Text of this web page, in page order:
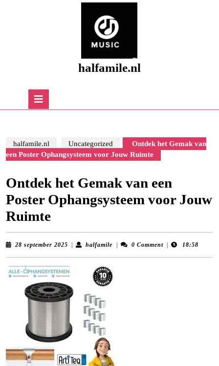
halfamile.nl
halfamile.nl Uncategorized
Ontdek het Gemak van
een Poster Ophangsysteem voor Jouw Ruimte
Ontdek het Gemak van een
Poster Ophangsysteem voor Jouw
Ruimte
28 september 2025 28
halfamile halfamile0 Comment 18:58